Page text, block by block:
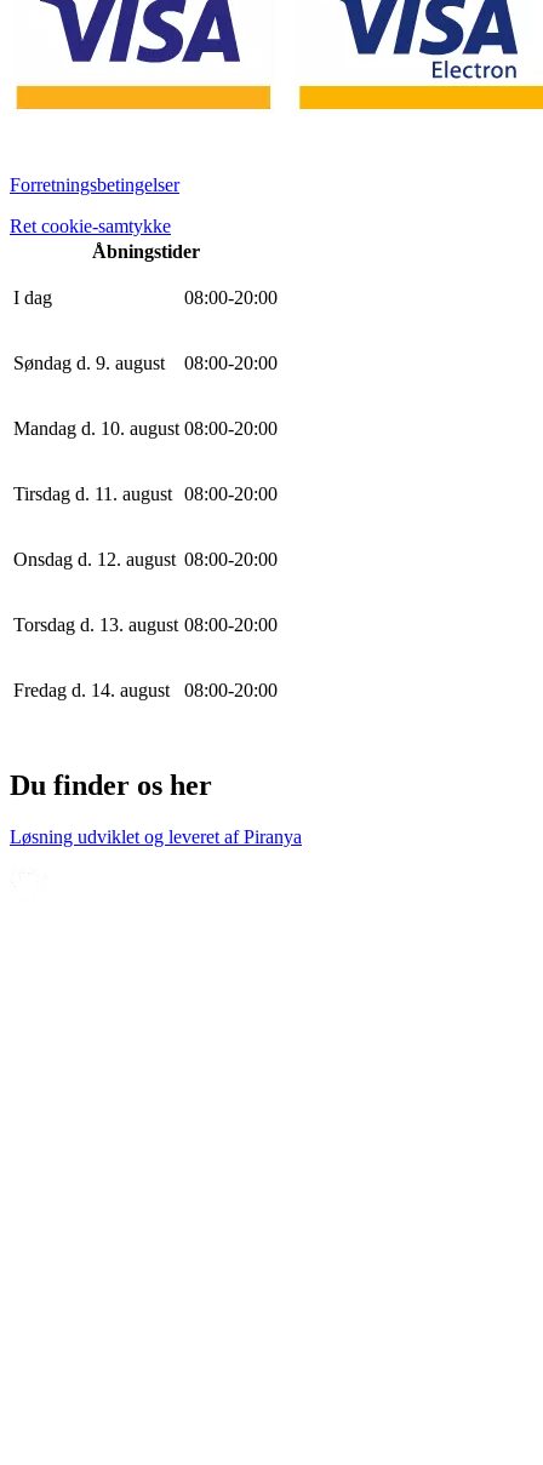
Forretningsbetingelser
Ret cookie-samtykke
Åbningstider
I dag 08:00-20:00
Søndag d. 9. august 08:00-20:00
Mandag d. 10. august 08:00-20:00
Tirsdag d. 11. august 08:00-20:00
Onsdag d. 12. august 08:00-20:00
Torsdag d. 13. august 08:00-20:00
Fredag d. 14. august 08:00-20:00
Du finder os her
Løsning udviklet og leveret afPiranya